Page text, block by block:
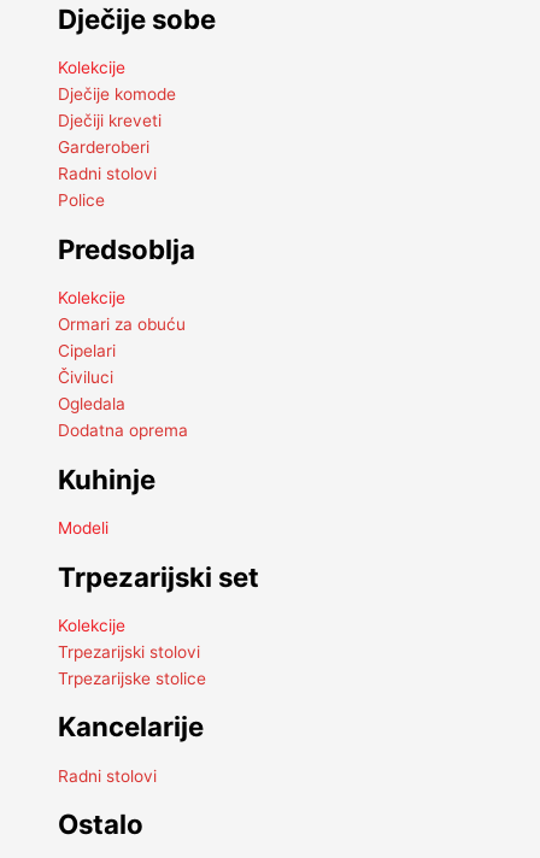
Dječije sobe
Kolekcije
Dječije komode
Dječiji kreveti
Garderoberi
Radni stolovi
Police
Predsoblja
Kolekcije
Ormari za obuću
Cipelari
Čiviluci
Ogledala
Dodatna oprema
Kuhinje
Modeli
Trpezarijski set
Kolekcije
Trpezarijski stolovi
Trpezarijske stolice
Kancelarije
Radni stolovi
Ostalo